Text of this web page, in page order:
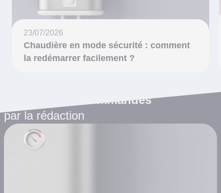
23/07/2026
Chaudière en mode sécurité : comment
la redémarrer facilement ?
Les articles recommandés
par la rédaction